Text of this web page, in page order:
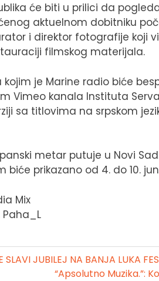
će biti u prilici da
aktuelnom dobitniku
i direktor fotografije koji
filmskog materijala.
je Marine radio biće
Vimeo kanala Instituta
sa titlovima na srpskom
metar putuje u Novi
biće prikazano od 4. do 10.
Mix
Paha_L
SLAVI JUBILEJ NA BANJA LUKA
“Apsolutno Muzika.”: